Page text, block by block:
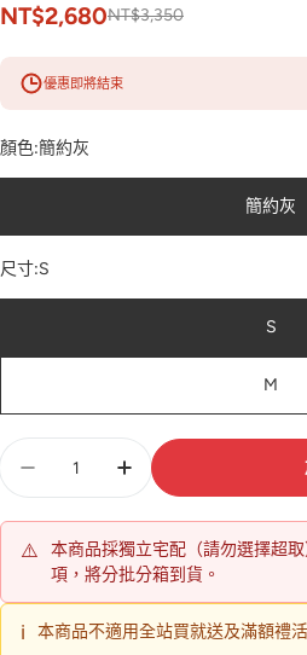
NT$2,680NT$3,350
優惠即將結束
顏色:簡約灰
簡約灰
尺寸:S
S
M
量
⚠️
本商品採獨立宅配（請勿選擇超
項，將分批分箱到貨。
ℹ️ 本商品不適用全站買就送及滿額禮